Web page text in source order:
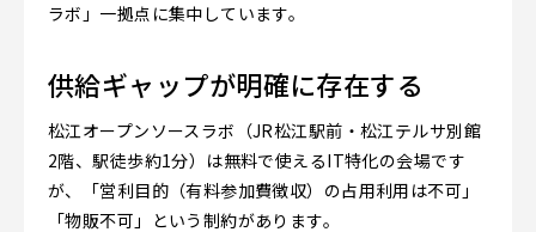
ラボ」一拠点に集中しています。
供給ギャップが明確に存在する
松江オープンソースラボ（JR松江駅前・松江テルサ別館
2階、駅徒歩約1分）は無料で使えるIT特化の会場です
が、「営利目的（有料参加費徴収）の占用利用は不可」
「物販不可」という制約があります。